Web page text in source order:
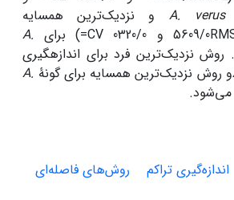
A. verus و نزدیک‌ترین همسایه
A.
روش نزدیک‌ترین فرد برای اندازه­گیری
و روش نزدیک‌ترین همسایه برای گونۀ A.
می‌شود.
اندازه‌گیری تراکم
روش‌های فاصله‌ای